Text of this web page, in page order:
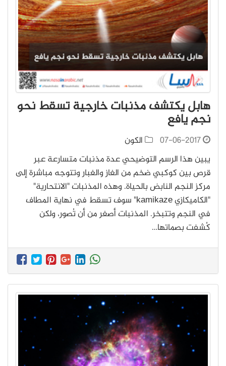
هابل يكتشف مذنبات خارجية تسقط نحو
نجم يافع
07-06-2017
الكون
يبين هذا الرسم التوضيحي عدة مذنبات متسارعة عبر
قرص بين كوكبي ضخم من الغاز والغبار وتتوجه مباشرة إلى
مركز النجم النابض بالحياة. وهذه المذنبات "الانتحارية"
"الكاميكازي kamikaze" سوف تسقط في نهاية المطاف
في النجم وتتبخر. المذنبات أصغر من أن تُصور، ولكن
كُشفت بصماتها…